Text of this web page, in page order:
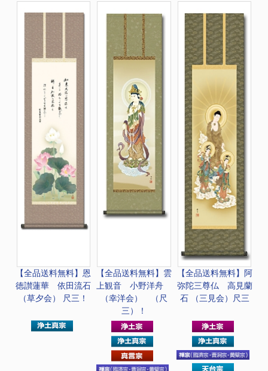
【全品送料無料】 恩
徳讃蓮華 依田流石
（草夕会） 尺三！
【全品送料無料】 雲
上観音 小野洋舟
（幸洋会） （尺
三）！
【全品送料無料】
阿
弥陀三尊仏 高見蘭
石 （三見会）尺三